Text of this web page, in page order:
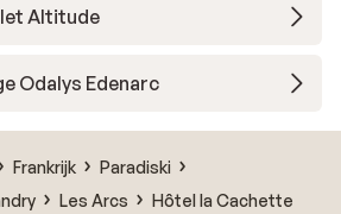
Altitude
Odalys Edenarc
Frankrijk
Paradiski
Les Arcs Hôtel la Cachette